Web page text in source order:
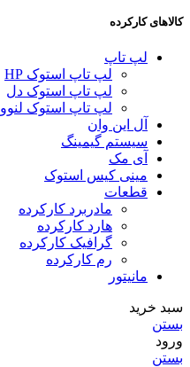
کالاهای کارکرده
لپ تاپ
لپ تاپ استوک HP
لپ تاپ استوک دل
لپ تاپ استوک لنوو
آل این وان
سیستم گیمینگ
آی مک
مینی کیس استوک
قطعات
مادربرد کارکرده
هارد کارکرده
گرافیک کارکرده
رم کارکرده
مانیتور
سبد خرید
بستن
ورود
بستن